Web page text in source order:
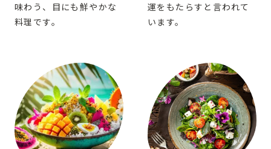
味わう、目にも鮮やかな
料理です。
運をもたらすと言われて
います。